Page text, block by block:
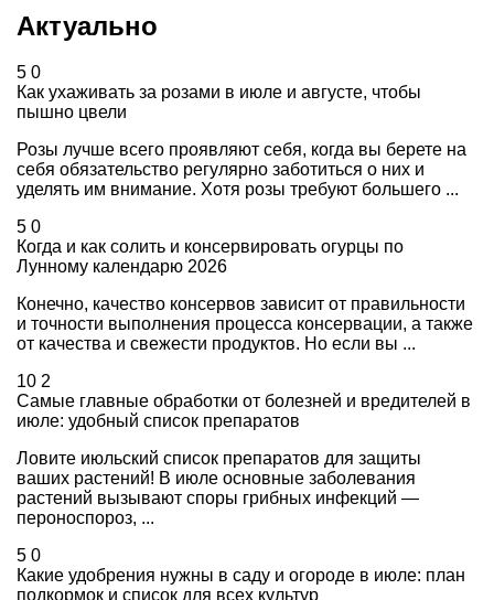
Актуально
5 0
Как ухаживать за розами в июле и августе, чтобы
пышно цвели
Розы лучше всего проявляют себя, когда вы берете на
себя обязательство регулярно заботиться о них и
уделять им внимание. Хотя розы требуют большего ...
5 0
Когда и как солить и консервировать огурцы по
Лунному календарю 2026
Конечно, качество консервов зависит от правильности
и точности выполнения процесса консервации, а также
от качества и свежести продуктов. Но если вы ...
10 2
Самые главные обработки от болезней и вредителей в
июле: удобный список препаратов
Ловите июльский список препаратов для защиты
ваших растений! В июле основные заболевания
растений вызывают споры грибных инфекций —
пероноспороз, ...
5 0
Какие удобрения нужны в саду и огороде в июле: план
подкормок и список для всех культур